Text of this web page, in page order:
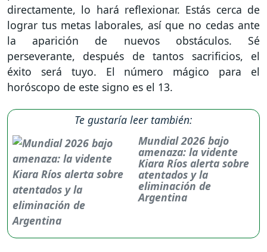
directamente, lo hará reflexionar. Estás cerca de
lograr tus metas laborales, así que no cedas ante
la aparición de nuevos obstáculos. Sé
perseverante, después de tantos sacrificios, el
éxito será tuyo. El número mágico para el
horóscopo de este signo es el 13.
Te gustaría leer también:
Mundial 2026 bajo
amenaza: la vidente
Kiara Ríos alerta sobre
atentados y la
eliminación de
Argentina